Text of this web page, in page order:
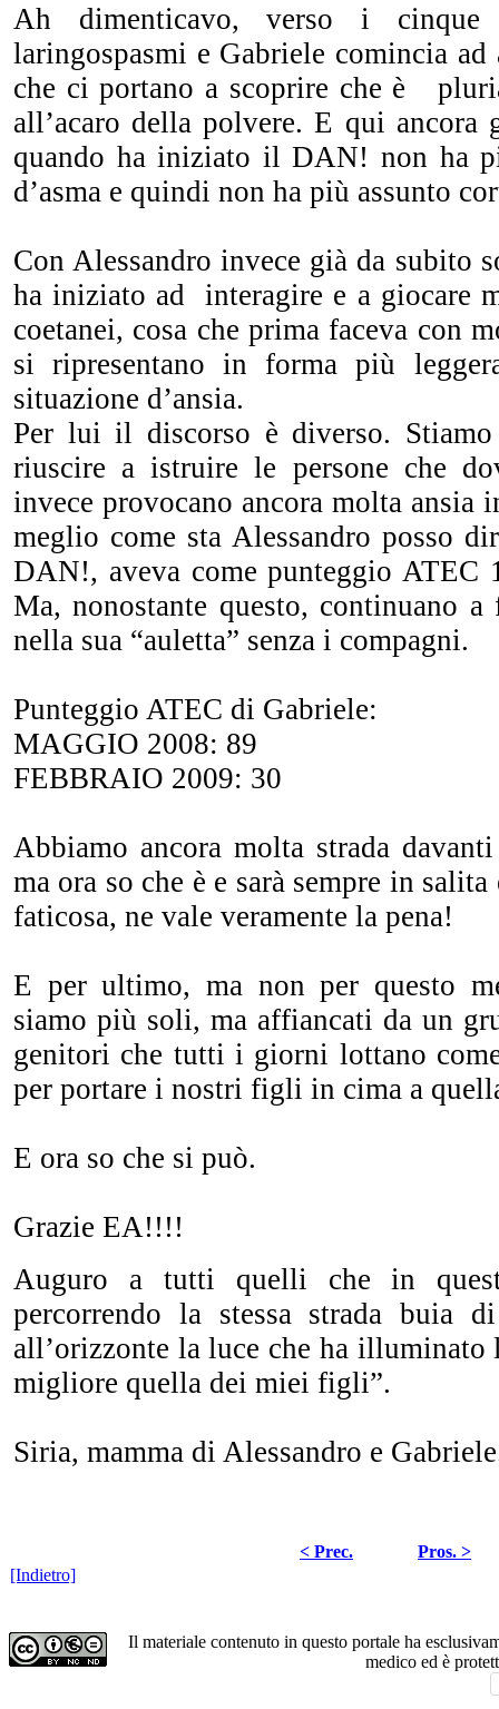
Ah dimenticavo, verso i
laringospasmi e Gabriele comincia ad
che ci portano a scoprire che è
all’acaro della polvere. E qui
quando ha iniziato il DAN! non ha
d’asma e quindi non ha più assunto
Con Alessandro invece già da subito
ha iniziato ad interagire e a giocare
coetanei, cosa che prima faceva con
si ripresentano in forma più
situazione d’ansia.
Per lui il discorso è diverso.
riuscire a istruire le persone che
invece provocano ancora molta ansia
meglio come sta Alessandro posso
DAN!, aveva come punteggio ATEC
Ma, nonostante questo, continuano
nella sua “auletta” senza i compagni.
Punteggio ATEC di Gabriele:
MAGGIO 2008: 89
FEBBRAIO 2009: 30
Abbiamo ancora molta strada
ma ora so che è e sarà sempre in
faticosa, ne vale veramente la pena!
E per ultimo, ma non per questo
siamo più soli, ma affiancati da un
genitori che tutti i giorni lottano
per portare i nostri figli in cima a
E ora so che si può.
Grazie EA!!!!
Auguro a tutti quelli che in
percorrendo la stessa strada buia
all’orizzonte la luce che ha
migliore quella dei miei figli”.
Siria, mamma di Alessandro e
< Prec.
Pros. >
[Indietro]
Il materiale contenuto in questo portale ha
medico ed è